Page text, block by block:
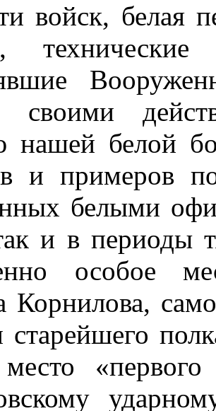
войск, белая
своими
нашей белой
и примеров
белыми
и в периоды
особое
Корнилова,